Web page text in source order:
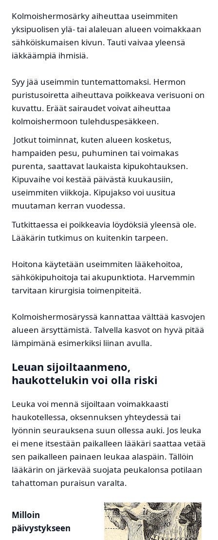
Kolmoishermosärky aiheuttaa useimmiten
yksipuolisen ylä- tai alaleuan alueen voimakkaan
sähköiskumaisen kivun. Tauti vaivaa yleensä
iäkkäämpiä ihmisiä.
Syy jää useimmin tuntemattomaksi. Hermon
puristusoiretta aiheuttava poikkeava verisuoni on
kuvattu. Eräät sairaudet voivat aiheuttaa
kolmoishermoon tulehduspesäkkeen.
Jotkut toiminnat, kuten alueen kosketus,
hampaiden pesu, puhuminen tai voimakas
purenta, saattavat laukaista kipukohtauksen.
Kipuvaihe voi kestää päivästä kuukausiin,
useimmiten viikkoja. Kipujakso voi uusitua
muutaman kerran vuodessa.
Tutkittaessa ei poikkeavia löydöksiä yleensä ole.
Lääkärin tutkimus on kuitenkin tarpeen.
Hoitona käytetään useimmiten lääkehoitoa,
sähkökipuhoitoja tai akupunktiota. Harvemmin
tarvitaan kirurgisia toimenpiteitä.
Kolmoishermosäryssä kannattaa välttää kasvojen
alueen ärsyttämistä. Talvella kasvot on hyvä pitää
lämpimänä esimerkiksi liinan avulla.
Leuan sijoiltaanmeno,
haukottelukin voi olla riski
Leuka voi mennä sijoiltaan voimakkaasti
haukotellessa, oksennuksen yhteydessä tai
lyönnin seurauksena suun ollessa auki. Jos leuka
ei mene itsestään paikalleen lääkäri saattaa vetää
sen paikalleen painaen leukaa alaspäin. Tällöin
lääkärin on järkevää suojata peukalonsa potilaan
tahattoman puraisun varalta.
Milloin
päivystykseen